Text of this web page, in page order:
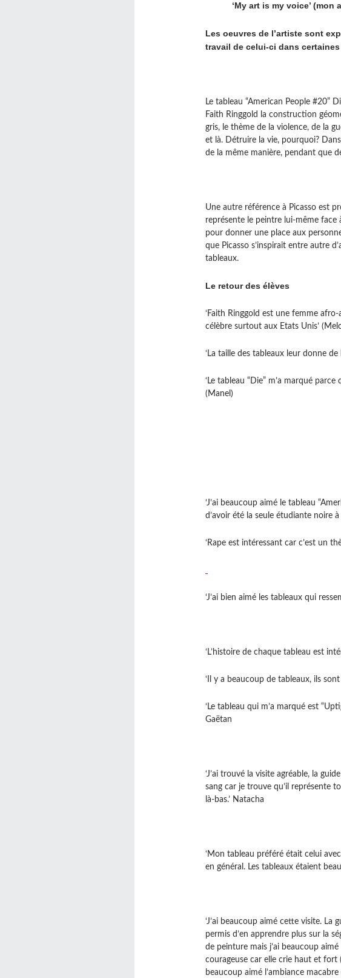
‘My art is my voice’ (mon
Les oeuvres de l’artiste sont
travail de celui-ci dans
Le tableau “American People #20”
Faith Ringgold la construction
gris, le thème de la violence, de la
et là. Détruire la vie, pourquoi?
de la même manière, pendant que
Une autre référence à Picasso est
représente le peintre lui-même face
pour donner une place aux
que Picasso s’inspirait entre autre
tableaux.
Le retour des élèves
‘Faith Ringgold est une femme
célèbre surtout aux Etats Unis’
‘La taille des tableaux leur donne
‘Le tableau “Die” m’a marqué
(Manel)
‘J’ai beaucoup aimé le tableau
d’avoir été la seule étudiante noire
‘Rape est intéressant car c’est un
‘J’ai bien aimé les tableaux qui
‘L’histoire de chaque tableau est
‘Il y a beaucoup de tableaux, ils
‘Le tableau qui m’a marqué est
Gaëtan
‘J’ai trouvé la visite agréable, la
sang car je trouve qu’il représente
là-bas.’ Natacha
‘Mon tableau préféré était celui
en général. Les tableaux étaient
‘J’ai beaucoup aimé cette visite. La
permis d’en apprendre plus sur la
de peinture mais j’ai beaucoup
courageuse car elle crie haut et fort
beaucoup aimé l’ambiance macabre